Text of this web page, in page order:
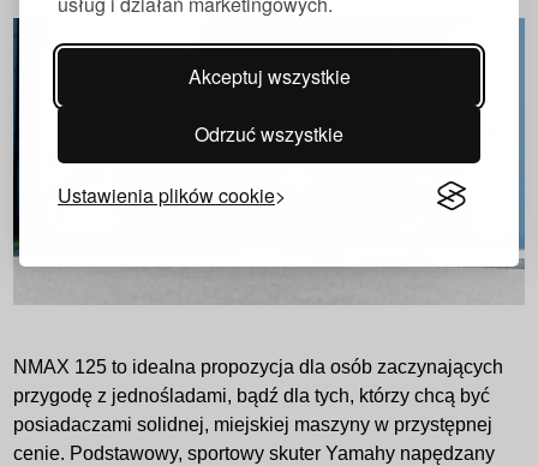
Akceptuj wszystkie
Odrzuć wszystkie
Ustawienia plików cookie
NMAX 125 to idealna propozycja dla osób zaczynających
przygodę z jednośladami, bądź dla tych, którzy chcą być
posiadaczami solidnej, miejskiej maszyny w przystępnej
cenie. Podstawowy, sportowy skuter Yamahy napędzany